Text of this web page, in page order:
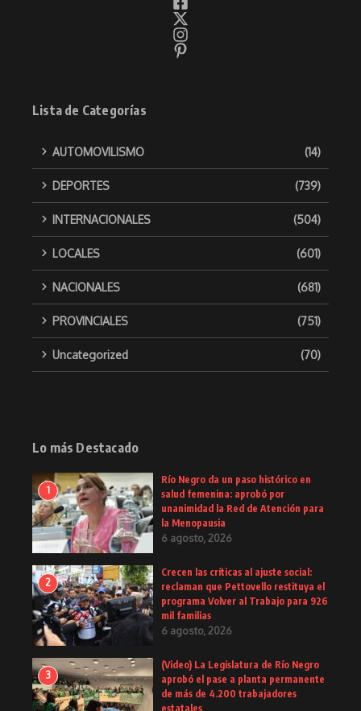
Lista de Categorías
AUTOMOVILISMO (14)
DEPORTES (739)
INTERNACIONALES (504)
LOCALES (601)
NACIONALES (681)
PROVINCIALES (751)
Uncategorized (70)
Lo más Destacado
1
Río Negro da un paso histórico en
salud femenina: aprobó por
unanimidad la Red de Atención para
la Menopausia
6 agosto, 2026
2
Crecen las críticas al ajuste social:
reclaman que Pettovello restituya el
programa Volver al Trabajo para 926
mil familias
6 agosto, 2026
3
(Video) La Legislatura de Río Negro
aprobó el pase a planta permanente
de más de 4.200 trabajadores
estatales